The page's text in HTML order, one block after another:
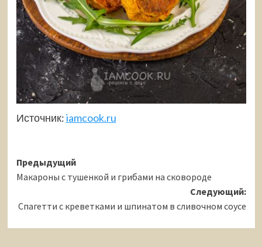
Источник:iamcook.ru
Навигация
записи
Предыдущий
Макароны с тушенкой и грибами на сковороде
Следующий:
Спагетти с креветками и шпинатом в сливочном соусе